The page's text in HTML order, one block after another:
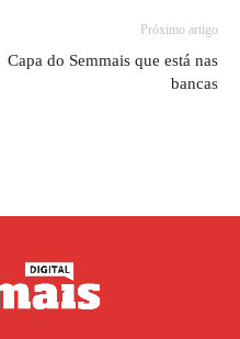
Próximo artigo
Capa do Semmais que está nas
bancas